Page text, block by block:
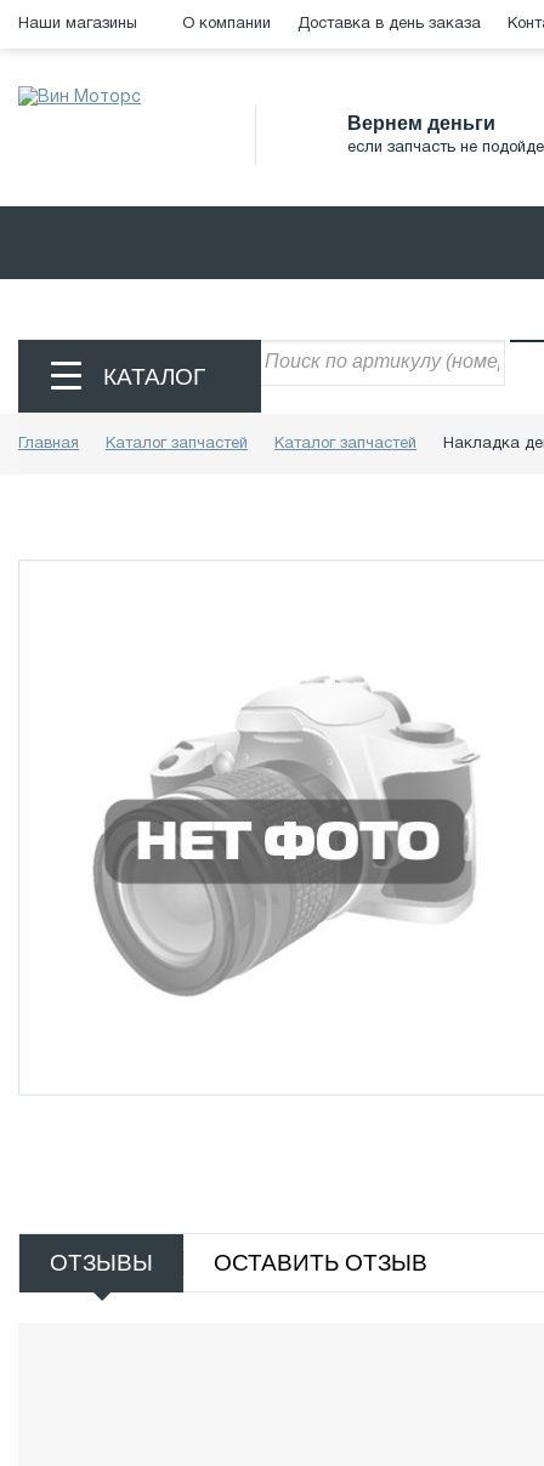
Наши магазины О компании Доставка в день заказа
Вернем деньги
если запчасть не
КАТАЛОГ
Главная Каталог запчастей Каталог запчастей Накладка
ОТЗЫВЫ ОСТАВИТЬ ОТЗЫВ